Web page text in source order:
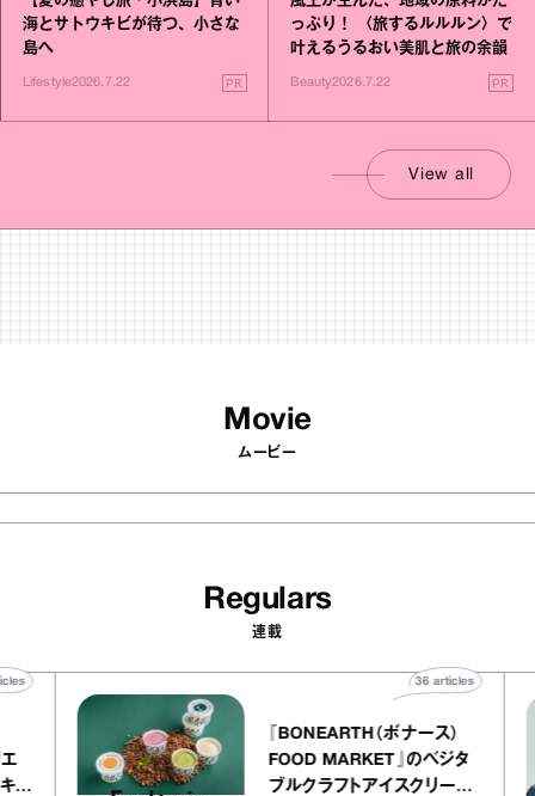
海とサトウキビが待つ、小さな
島へ
Lifestyle2026.7.22 PR
っぷり！ 〈旅するルルルン〉で
叶えるうるおい美肌と旅の余韻
Beauty2026.7.22 PR
View all
Movie
ムービー
Regulars
連載
トリエ
ープ キャ
40articles
『BONEARTH（ボナース）
FOOD MARKET』のベジタ
ブルクラフトアイスクリーム
36articles